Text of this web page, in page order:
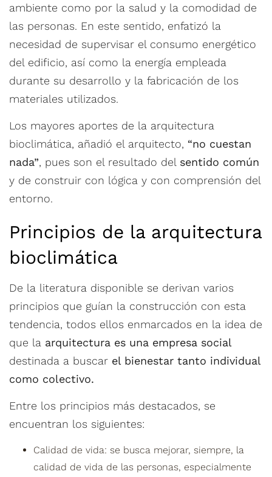
ambiente como por la salud y la comodidad de
las personas. En este sentido, enfatizó la
necesidad de supervisar el consumo energético
del edificio, así como la energía empleada
durante su desarrollo y la fabricación de los
materiales utilizados.
Los mayores aportes de la arquitectura
bioclimática, añadió el arquitecto, “no cuestan
nada”, pues son el resultado del sentido común
y de construir con lógica y con comprensión del
entorno.
Principios de la arquitectura
bioclimática
De la literatura disponible se derivan varios
principios que guían la construcción con esta
tendencia, todos ellos enmarcados en la idea de
que la arquitectura es una empresa social
destinada a buscar el bienestar tanto individual
como colectivo.
Entre los principios más destacados, se
encuentran los siguientes:
Calidad de vida: se busca mejorar, siempre, la
calidad de vida de las personas, especialmente